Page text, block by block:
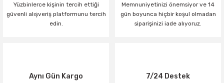
Yüzbinlerce kişinin tercih ettiği
güvenli alışveriş platformunu tercih
edin.
Memnuniyetinizi önemsiyor ve 14
gün boyunca hiçbir koşul olmadan
siparişinizi iade alıyoruz.
Aynı Gün Kargo 7/24 Destek